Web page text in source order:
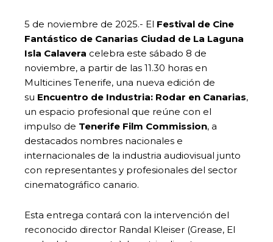
5 de noviembre de 2025.- El Festival de Cine
Fantástico de Canarias Ciudad de La Laguna
Isla Calavera celebra este sábado 8 de
noviembre, a partir de las 11.30 horas en
Multicines Tenerife, una nueva edición de
su Encuentro de Industria: Rodar en Canarias,
un espacio profesional que reúne con el
impulso de Tenerife Film Commission, a
destacados nombres nacionales e
internacionales de la industria audiovisual junto
con representantes y profesionales del sector
cinematográfico canario.
Esta entrega contará con la intervención del
reconocido director Randal Kleiser (Grease, El